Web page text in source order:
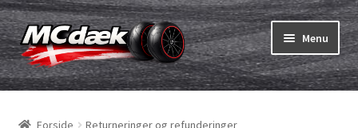
Spring
til
navigation
Spring
til
indhold
Menu
Dæk
Udfold
Forside Returneringer og refunderinger